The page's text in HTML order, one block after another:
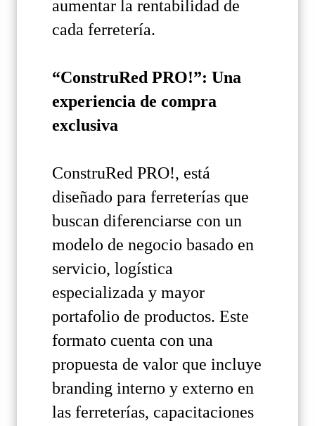
aumentar la rentabilidad de
cada ferretería.
“ConstruRed PRO!”: Una
experiencia de compra
exclusiva
ConstruRed PRO!, está
diseñado para ferreterías que
buscan diferenciarse con un
modelo de negocio basado en
servicio, logística
especializada y mayor
portafolio de productos. Este
formato cuenta con una
propuesta de valor que incluye
branding interno y externo en
las ferreterías, capacitaciones